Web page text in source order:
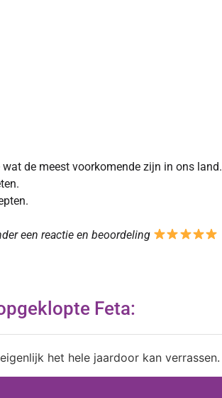
wat de meest voorkomende zijn in ons land.
een reactie en beoordeling
Feta:
het hele jaardoor kan verrassen.